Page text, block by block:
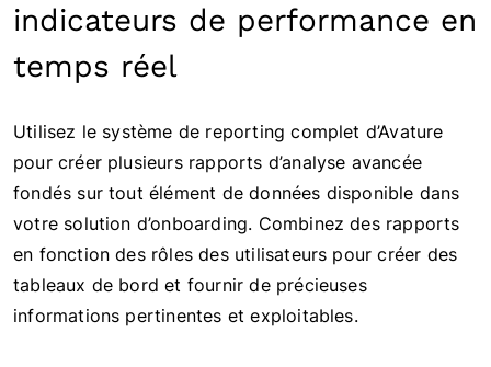
indicateurs de performance en
temps réel
Utilisez le système de reporting complet d’Avature
pour créer plusieurs rapports d’analyse avancée
fondés sur tout élément de données disponible dans
votre solution d’onboarding. Combinez des rapports
en fonction des rôles des utilisateurs pour créer des
tableaux de bord et fournir de précieuses
informations pertinentes et exploitables.